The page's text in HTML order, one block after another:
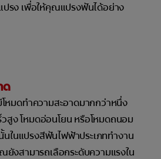
รง เพื่อให้คุณแปรงฟันได้อย่าง
ด
หมดทำความสะอาดมากกว่าหนึ่ง
วสูง โหมดอ่อนโยน หรือโหมดถนอม
ในแปรงสีฟันไฟฟ้าประเภททำงาน
งสามารถเลือกระดับความแรงใน